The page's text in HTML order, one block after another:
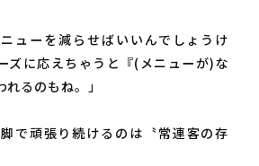
ニューを減らせばいいんでしょうけ
ズに応えちゃうと『(メニューが)な
るのもね。」
で頑張り続けるのは〝常連客の存